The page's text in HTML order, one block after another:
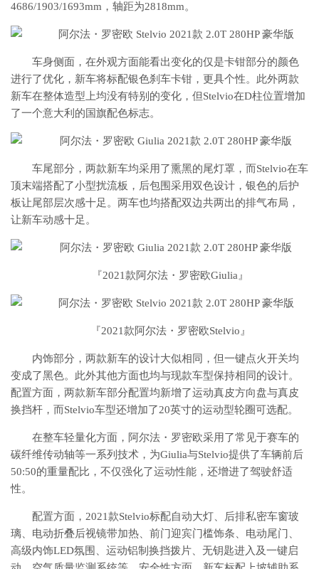
4686/1903/1693mm，轴距为2818mm。
车身侧面，在外观方面能看出变化的仅是卡钳部分的颜色
进行了优化，新车将标配银色刹车卡钳，更具个性。此外两款
新车在整体造型上均没有特别的变化，但Stelvio在D柱位置增加
了一个意大利的国旗配色标志。
车尾部分，两款新车均采用了熏黑的尾灯罩，而Stelvio在车
顶末端搭配了小型扰流板，后包围采用双色设计，银色的后护
板让尾部层次感十足。两车也均搭配双边共两出的排气布局，
让新车动感十足。
『2021款阿尔法・罗密欧Giulia 』
『2021款阿尔法・罗密欧Stelvio』
内饰部分，两款新车的设计大似相同，但一键点火开关均
变成了黑色。此外其他方面也均与现款车型保持相同的设计。
配置方面，两款新车部分配置均新增了运动真皮方向盘与真皮
换挡杆，而Stelvio车型还增加了20英寸的运动型轮圈可选配。
在整车轻量化方面， 阿尔法・罗密欧采用了常见于赛车的
碳纤维传动轴等一系列技术， 为Giulia与Stelvio提供了车辆前后
50:50的重量配比，不仅强化了运动性能，还增进了驾驶舒适
性。
配置方面，2021款Stelvio标配自动大灯、后排私密车窗玻
璃、电动折叠后视镜带加热、前门迎宾门槛饰条、电动尾门、
高级内饰LED氛围、运动铝制换挡拨片、无钥匙进入及一键启